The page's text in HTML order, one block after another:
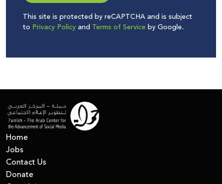
This site is protected by reCAPTCHA and is subject
to Privacy Policyand Terms of Service by Google.
Home
Jobs
Contact Us
Donate